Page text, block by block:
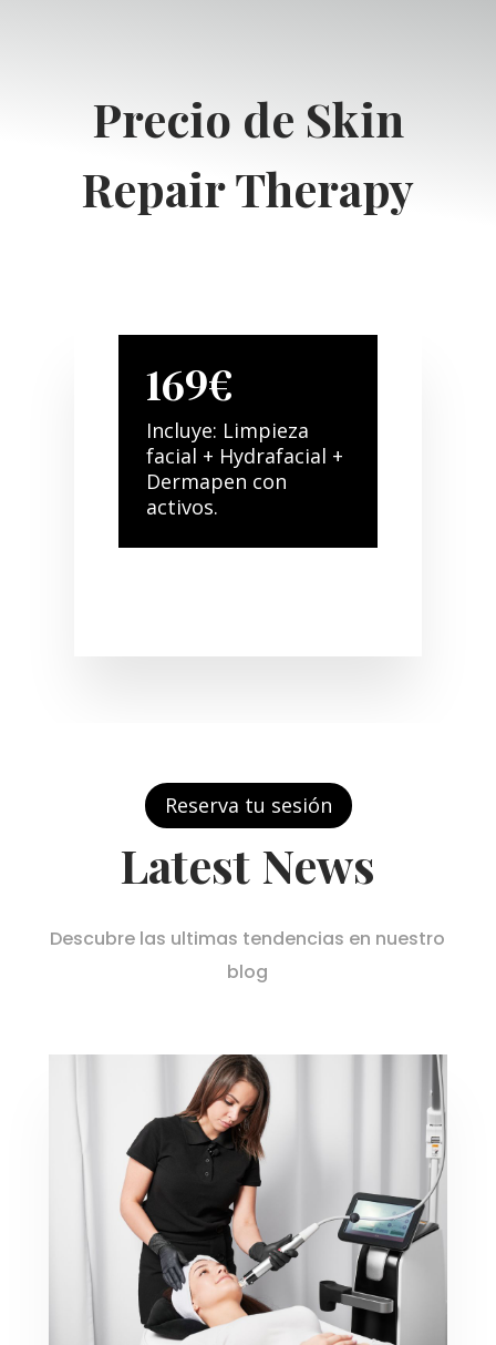
Precio de Skin
Repair Therapy
169€
Incluye: Limpieza
facial + Hydrafacial +
Dermapen con
activos.
Reserva tu sesión
Latest News
Descubre las ultimas tendencias en nuestro
blog